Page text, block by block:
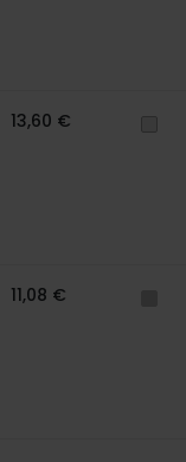
13,60 €
11,08 €